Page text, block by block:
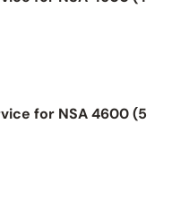
for NSA 4600 (5